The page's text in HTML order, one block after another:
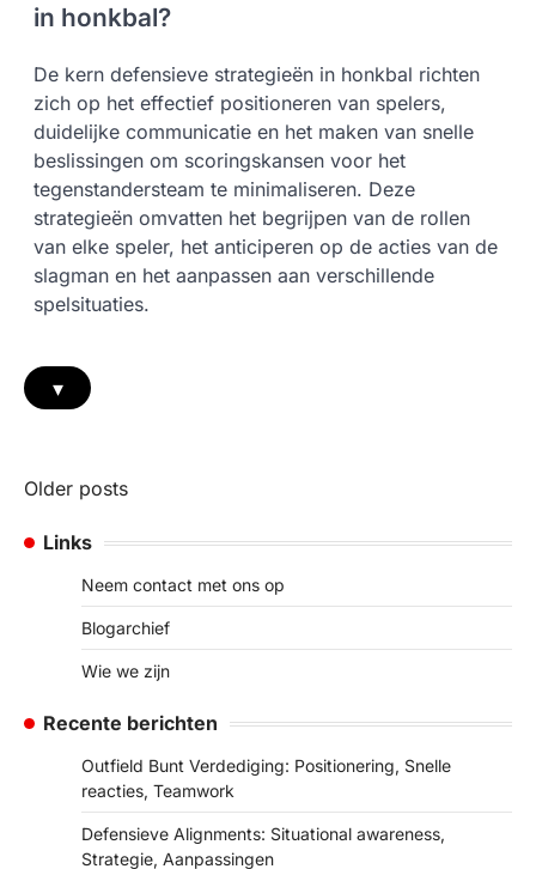
in honkbal?
De kern defensieve strategieën in honkbal richten
zich op het effectief positioneren van spelers,
duidelijke communicatie en het maken van snelle
beslissingen om scoringskansen voor het
tegenstandersteam te minimaliseren. Deze
strategieën omvatten het begrijpen van de rollen
van elke speler, het anticiperen op de acties van de
slagman en het aanpassen aan verschillende
spelsituaties.
▾
Posts
navigation
Older posts
Links
Neem contact met ons op
Blogarchief
Wie we zijn
Recente berichten
Outfield Bunt Verdediging: Positionering, Snelle
reacties, Teamwork
Defensieve Alignments: Situational awareness,
Strategie, Aanpassingen